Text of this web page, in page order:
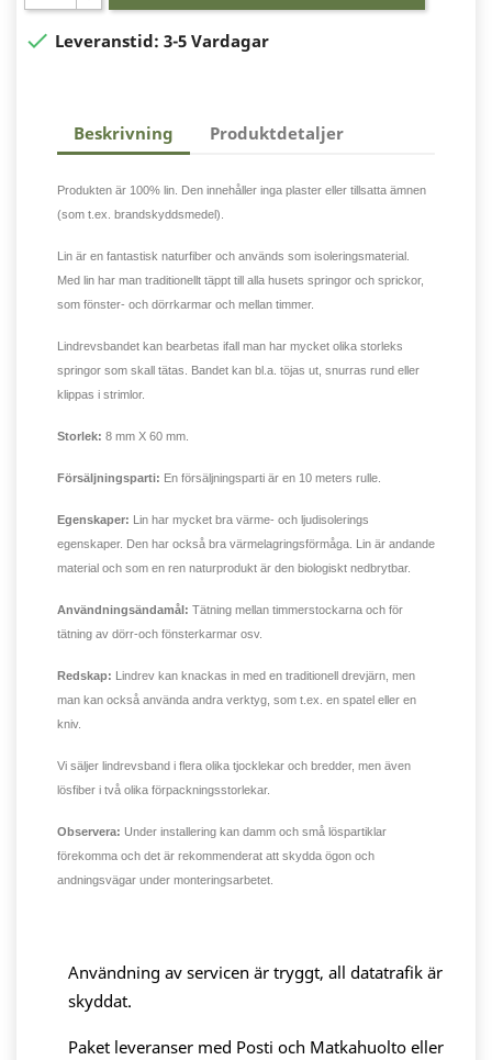
 Leveranstid: 3-5 Vardagar
Beskrivning Produktdetaljer
Produkten är 100% lin. Den innehåller inga plaster eller tillsatta ämnen
(som t.ex. brandskyddsmedel).
Lin är en fantastisk naturfiber och används som isoleringsmaterial.
Med lin har man traditionellt täppt till alla husets springor och sprickor,
som fönster- och dörrkarmar och mellan timmer.
Lindrevsbandet kan bearbetas ifall man har mycket olika storleks
springor som skall tätas. Bandet kan bl.a. töjas ut, snurras rund eller
klippas i strimlor.
Storlek: 8 mm X 60 mm.
Försäljningsparti: En försäljningsparti är en 10 meters rulle.
Egenskaper: Lin har mycket bra värme- och ljudisolerings
egenskaper. Den har också bra värmelagringsförmåga. Lin är andande
material och som en ren naturprodukt är den biologiskt nedbrytbar.
Användningsändamål: Tätning mellan timmerstockarna och för
tätning av dörr-och fönsterkarmar osv.
Redskap: Lindrev kan knackas in med en traditionell drevjärn, men
man kan också använda andra verktyg, som t.ex. en spatel eller en
kniv.
Vi säljer lindrevsband i flera olika tjocklekar och bredder, men även
lösfiber i två olika förpackningsstorlekar.
Observera: Under installering kan damm och små löspartiklar
förekomma och det är rekommenderat att skydda ögon och
andningsvägar under monteringsarbetet.
Användning av servicen är tryggt, all datatrafik är
skyddat.
Paket leveranser med Posti och Matkahuolto eller